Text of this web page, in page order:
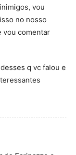
vou
no nosso
vou comentar
q vc falou e